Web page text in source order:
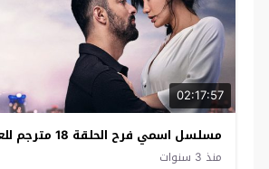
02:17:57
مسلسل اسمي فرح الحلقة 18 مترجم للعربية
منذ 3 سنوات